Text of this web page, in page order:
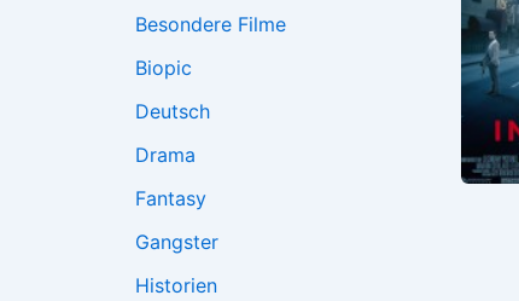
Besondere Filme
Biopic
Deutsch
Drama
Fantasy
Gangster
Historien